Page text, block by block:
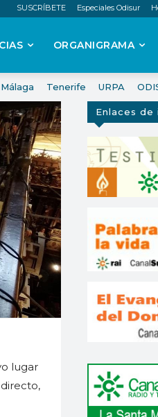
SUSCRÍBETE Especiales Odisur
ORGANIGRAMA
Málaga Tenerife URPA
lugar
Enlaces de